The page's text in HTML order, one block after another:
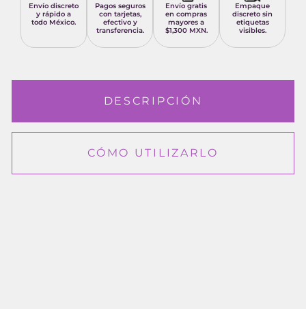
Envío discreto
y rápido a
todo México.
Pagos seguros
con tarjetas,
efectivo y
transferencia.
Envío gratis
en compras
mayores a
$1,300 MXN.
Empaque
discreto sin
etiquetas
visibles.
DESCRIPCIÓN
CÓMO UTILIZARLO